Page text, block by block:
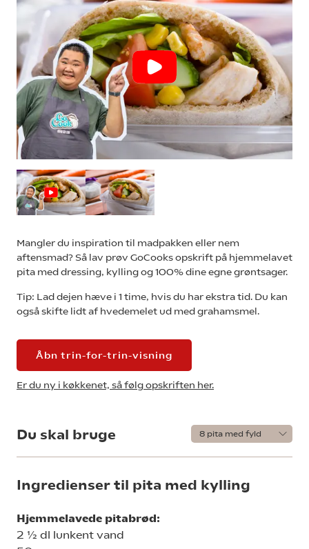
Mangler du inspiration til madpakken eller nem
aftensmad? Så lav prøv GoCooks opskrift på hjemmelavet
pita med dressing, kylling og 100% dine egne grøntsager.
Tip: Lad dejen hæve i 1 time, hvis du har ekstra tid. Du kan
også skifte lidt af hvedemelet ud med grahamsmel.
Åbn trin-for-trin-visning
Er du ny i køkkenet, så følg opskriften her.
Du skal bruge
Ingredienser til pita med kylling
Hjemmelavede pitabrød:
2 ½ dl lunkent vand